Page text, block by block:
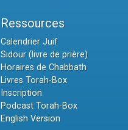
Ressources
Calendrier Juif
Sidour (livre de prière)
Horaires de Chabbath
Livres Torah-Box
Inscription
Podcast Torah-Box
English Version